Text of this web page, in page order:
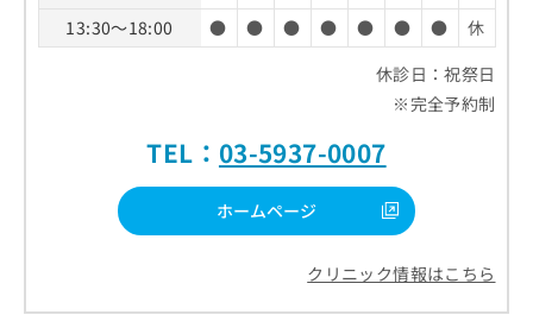
13:30～18:00
● ● ● ● ● ● ●
休
休診日：祝祭日
※完全予約制
TEL： 03-5937-0007
ホームページ
クリニック情報はこちら